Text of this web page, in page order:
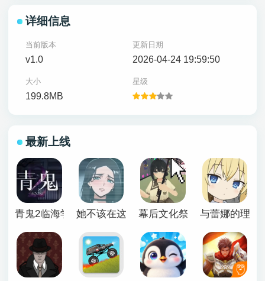
详细信息
当前版本
v1.0
更新日期
2026-04-24 19:59:50
大小
199.8MB
星级
最新上线
青鬼2临海学校她不该在这里官方版幕后文化祭游戏与蕾娜的理想